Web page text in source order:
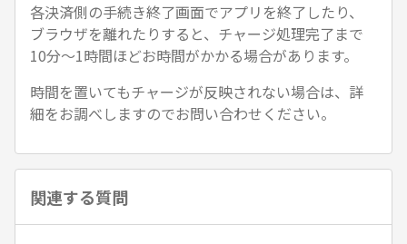
各決済側の手続き終了画面でアプリを終了したり、
ブラウザを離れたりすると、チャージ処理完了まで
10分～1時間ほどお時間がかかる場合があります。
時間を置いてもチャージが反映されない場合は、詳
細をお調べしますのでお問い合わせください。
関連する質問